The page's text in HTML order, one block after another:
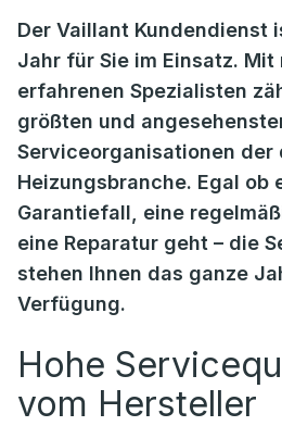
Der Vaillant Kundendienst
Jahr für Sie im Einsatz. Mit
erfahrenen Spezialisten
größten und
Serviceorganisationen der
Heizungsbranche. Egal ob
Garantiefall, eine
eine Reparatur geht – die
stehen Ihnen das ganze
Verfügung.
Hohe
vom Hersteller